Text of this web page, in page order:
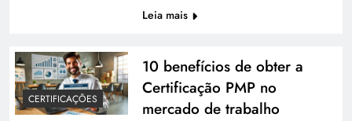
Leia mais
CERTIFICAÇÕES
10 benefícios de obter a
Certificação PMP no
mercado de trabalho